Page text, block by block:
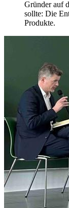
Gründer auf
sollte: Die
Produkte.